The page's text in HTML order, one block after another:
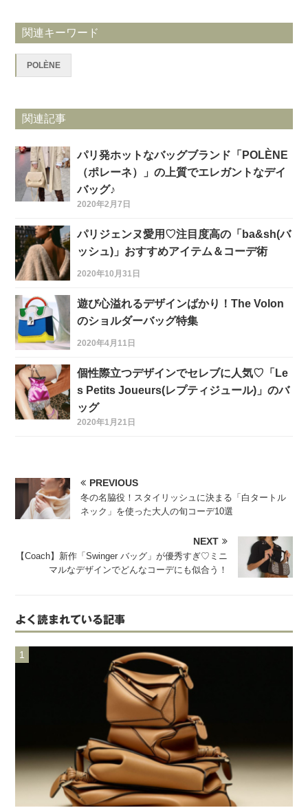
関連キーワード
POLÈNE
関連記事
パリ発ホットなバッグブランド「POLÈNE
（ポレーネ）」の上質でエレガントなデイ
バッグ♪
2020年2月7日
パリジェンヌ愛用♡注目度高の「ba&sh(バ
ッシュ)」おすすめアイテム＆コーデ術
2020年10月31日
遊び心溢れるデザインばかり！The Volon
のショルダーバッグ特集
2020年4月11日
個性際立つデザインでセレブに人気♡「Le
s Petits Joueurs(レプティジュール)」のバ
ッグ
2020年1月21日
PREVIOUS
冬の名脇役！スタイリッシュに決まる「白タートル
ネック」を使った大人の旬コーデ10選
NEXT
【Coach】新作「Swinger バッグ」が優秀すぎ♡ミニ
マルなデザインでどんなコーデにも似合う！
よく読まれている記事